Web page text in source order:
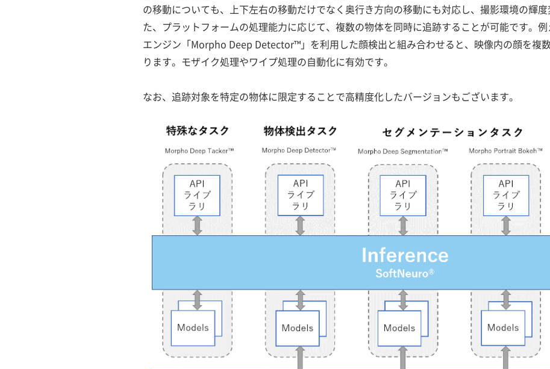
の移動についても、上下左右の移動だけでなく奥行き方向の移動にも対応し、撮影環境の輝
た、プラットフォームの処理能力に応じて、複数の物体を同時に追跡することが可能です。
エンジン「Morpho Deep Detector™」を利用した顔検出と組み合わせると、映像内の顔を複
ります。モザイク処理やワイプ処理の自動化に有効です。
なお、追跡対象を特定の物体に限定することで高精度化したバージョンもございます。